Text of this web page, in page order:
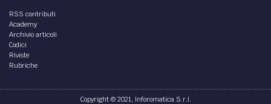
RSS contributi
Academy
Archivio articoli
Codici
Riviste
Rubriche
Copyright © 2021, Inforomatica S.r.l.